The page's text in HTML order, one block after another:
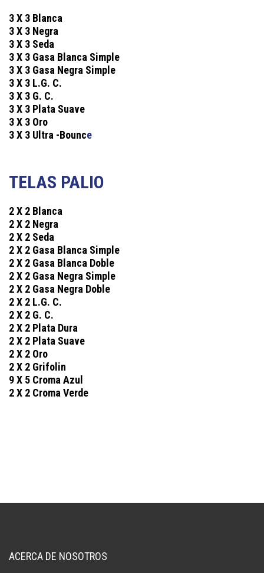
3 X 3 Blanca
3 X 3 Negra
3 X 3 Seda
3 X 3 Gasa Blanca Simple
3 X 3 Gasa Negra Simple
3 X 3 L.G. C.
3 X 3 G. C.
3 X 3 Plata Suave
3 X 3 Oro
3 X 3 Ultra -Bounce
TELAS PALIO
2 X 2 Blanca
2 X 2 Negra
2 X 2 Seda
2 X 2 Gasa Blanca Simple
2 X 2 Gasa Blanca Doble
2 X 2 Gasa Negra Simple
2 X 2 Gasa Negra Doble
2 X 2 L.G. C.
2 X 2 G. C.
2 X 2 Plata Dura
2 X 2 Plata Suave
2 X 2 Oro
2 X 2 Grifolin
9 X 5 Croma Azul
2 X 2 Croma Verde
ACERCA DE NOSOTROS